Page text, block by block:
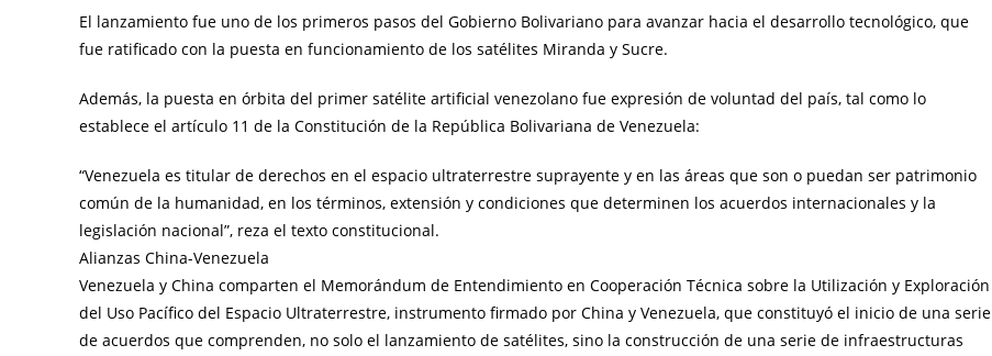
El lanzamiento fue uno de los primeros pasos del Gobierno Bolivariano para avanzar hacia el desarrollo tecnológico, que
fue ratificado con la puesta en funcionamiento de los satélites Miranda y Sucre.
Además, la puesta en órbita del primer satélite artificial venezolano fue expresión de voluntad del país, tal como lo
establece el artículo 11 de la Constitución de la República Bolivariana de Venezuela:
“Venezuela es titular de derechos en el espacio ultraterrestre suprayente y en las áreas que son o puedan ser patrimonio
común de la humanidad, en los términos, extensión y condiciones que determinen los acuerdos internacionales y la
legislación nacional”, reza el texto constitucional.
Alianzas China-Venezuela
Venezuela y China comparten el Memorándum de Entendimiento en Cooperación Técnica sobre la Utilización y Exploración
del Uso Pacífico del Espacio Ultraterrestre, instrumento firmado por China y Venezuela, que constituyó el inicio de una serie
de acuerdos que comprenden, no solo el lanzamiento de satélites, sino la construcción de una serie de infraestructuras